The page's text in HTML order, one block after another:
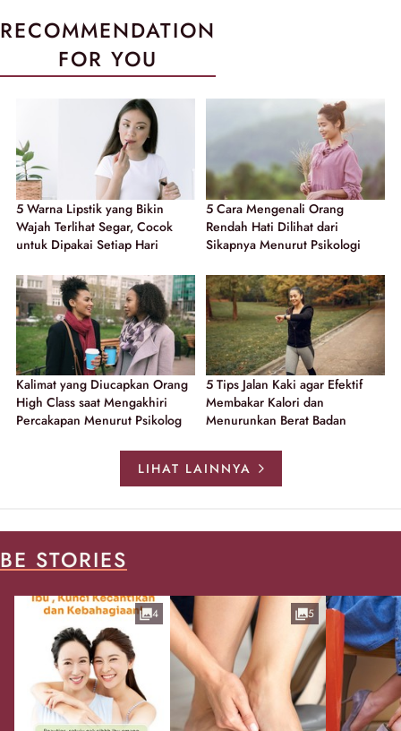
RECOMMENDATION
FOR YOU
5 Warna Lipstik yang Bikin
Wajah Terlihat Segar, Cocok
untuk Dipakai Setiap Hari
5 Cara Mengenali Orang
Rendah Hati Dilihat dari
Sikapnya Menurut Psikologi
Kalimat yang Diucapkan Orang
High Class saat Mengakhiri
Percakapan Menurut Psikolog
5 Tips Jalan Kaki agar Efektif
Membakar Kalori dan
Menurunkan Berat Badan
LIHAT LAINNYA
BE STORIES
4 5